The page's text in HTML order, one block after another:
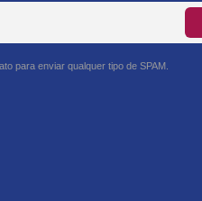
para enviar qualquer tipo de SPAM.